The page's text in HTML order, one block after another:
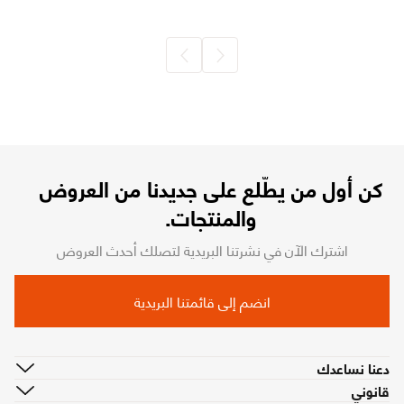
كن أول من يطّلع على جديدنا من العروض
والمنتجات.
اشترك الآن في نشرتنا البريدية لتصلك أحدث العروض
انضم إلى قائمتنا البريدية
دعنا نساعدك
قانوني